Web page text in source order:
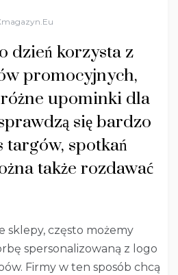
dzień korzysta z
promocyjnych,
upominki dla
się bardzo
targów, spotkań
także rozdawać
sklepy, często możemy
spersonalizowaną z logo
Firmy w ten sposób chcą